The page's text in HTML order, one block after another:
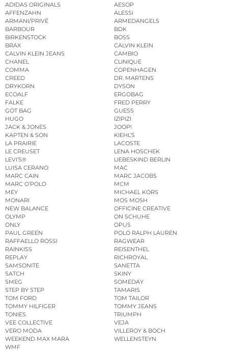
ADIDAS ORIGINALS
AESOP
AFFENZAHN
ALESSI
ARMANI/PRIVÉ
ARMEDANGELS
BARBOUR
BDK
BIRKENSTOCK
BOSS
BRAX
CALVIN KLEIN
CALVIN KLEIN JEANS
CAMBIO
CHANEL
CLINIQUE
COMMA
COPENHAGEN
CREED
DR. MARTENS
DRYKORN
DYSON
ECOALF
ERGOBAG
FALKE
FRED PERRY
GOT BAG
GUESS
HUGO
IZIPIZI
JACK & JONES
JOOP!
KAPTEN & SON
KIEHL’S
LA PRAIRIE
LACOSTE
LE CREUSET
LENA HOSCHEK
LEVI’S®
LIEBESKIND BERLIN
LUISA CERANO
MAC
MARC CAIN
MARC JACOBS
MARC O’POLO
MCM
MEY
MICHAEL KORS
MONARI
MOS MOSH
NEW BALANCE
OFFICINE CREATIVE
OLYMP
ON SCHUHE
ONLY
OPUS
PAUL GREEN
POLO RALPH LAUREN
RAFFAELLO ROSSI
RAGWEAR
RAINKISS
REISENTHEL
REPLAY
RICHROYAL
SAMSONITE
SANETTA
SATCH
SKINY
SMEG
SOMEDAY
STEP BY STEP
TAMARIS
TOM FORD
TOM TAILOR
TOMMY HILFIGER
TOMMY JEANS
TONIES
TRIUMPH
VEE COLLECTIVE
VEJA
VERO MODA
VILLEROY & BOCH
WEEKEND MAX MARA
WELLENSTEYN
WMF